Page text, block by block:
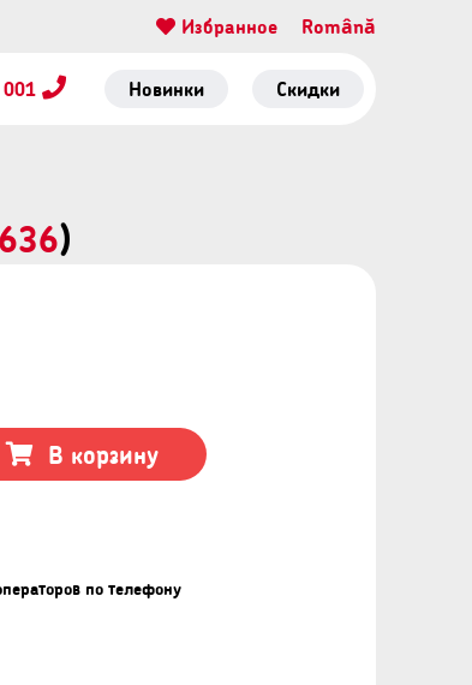
Избранное Română
Новинки Скидки
)
по телефону
В корзину